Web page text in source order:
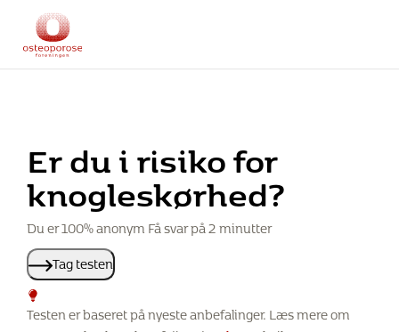
Er du i risiko for
knogleskørhed?
Du er 100% anonym Få svar på 2 minutter
Tag testen
Testen er baseret på nyeste anbefalinger. Læs mere om